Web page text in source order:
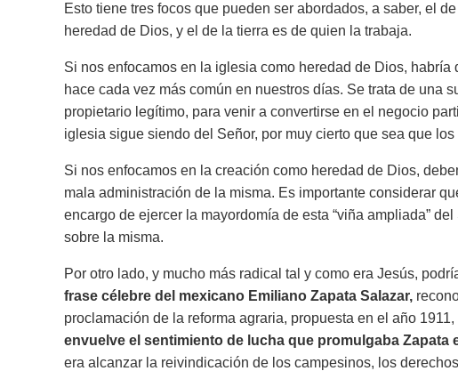
Esto tiene tres focos que pueden ser abordados, a saber, el
heredad de Dios, y el de la tierra es de quien la trabaja.
Si nos enfocamos en la iglesia como heredad de Dios,
hace cada vez más común en nuestros días. Se trata de una
propietario legítimo, para venir a convertirse en el negocio
iglesia sigue siendo del Señor, por muy cierto que sea que
Si nos enfocamos en la creación como heredad de Dios,
mala administración de la misma. Es importante considerar
encargo de ejercer la mayordomía de esta “viña ampliada”
sobre la misma.
Por otro lado, y mucho más radical tal y como era Jesús,
frase célebre del mexicano Emiliano Zapata Salazar,
proclamación de la reforma agraria, propuesta en el año
envuelve el sentimiento de lucha que promulgaba Zapata
era alcanzar la reivindicación de los campesinos, los